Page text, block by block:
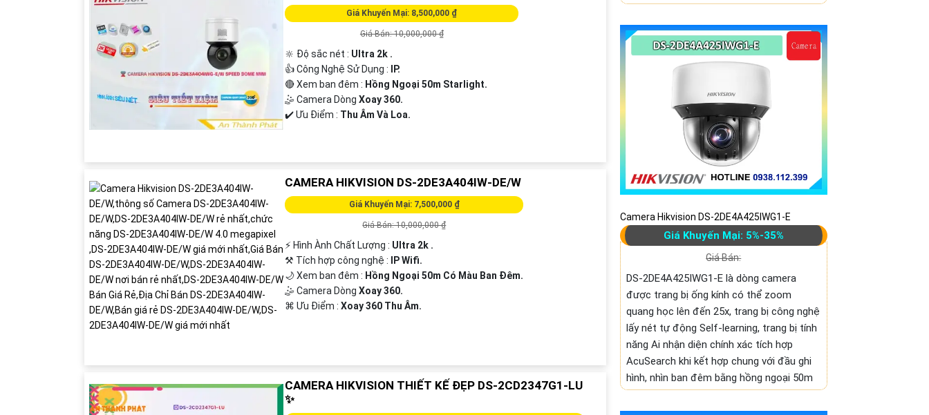
Giá Khuyến Mại: 8,500,000 ₫
Giá Bán: 10,000,000 ₫
🔆 Độ sắc nét : Ultra 2k .
👍 Công Nghệ Sử Dụng :
IP.
🔴 Xem ban đêm : Hồng Ngoại 50m Starlight.
🤹 Camera DòngXoay 360.
️✔️ Ưu Điểm : Thu Âm Và Loa.
CAMERA HIKVISION DS-2DE3A404IW-DE/W
Giá Khuyến Mại: 7,500,000 ₫
Giá Bán: 10,000,000 ₫
️⚡ Hình Ành Chất Lượng : Ultra 2k .
⚒ Tích hợp công nghệ :
IP Wifi.
🌙 Xem ban đêm : Hồng Ngoại 50m Có Màu Ban Đêm.
🤹 Camera DòngXoay 360.
️⌘ Ưu Điểm :Xoay 360 Thu Âm.
CAMERA HIKVISION THIẾT KẾ ĐẸP DS-2CD2347G1-LU
✨
Camera Hikvision DS-2DE4A425IWG1-E
Giá Khuyến Mại: 5%-35%
Giá Bán:
DS-2DE4A425IWG1-E là dòng camera
được trang bị ống kính có thể zoom
quang học lên đến 25x, trang bị công nghệ
lấy nét tự động Self-learning, trang bị tính
năng Ai nhận diện chính xác tích hợp
AcuSearch khi kết hợp chung với đầu ghi
hình, nhìn ban đêm bằng hồng ngoại 50m